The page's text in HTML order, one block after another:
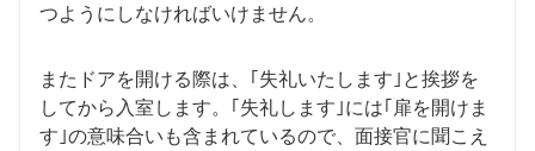
つようにしなければいけません。
またドアを開ける際は、｢失礼いたします｣と挨拶を
してから入室します。｢失礼します｣には｢扉を開けま
す｣の意味合いも含まれているので、面接官に聞こえ